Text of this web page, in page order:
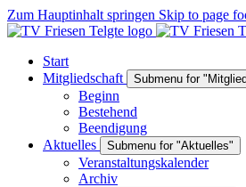
Zum Hauptinhalt springen Skip to page
Start
Mitgliedschaft
Submenu for
Beginn
Bestehend
Beendigung
Aktuelles
Submenu for "Aktuelles"
Veranstaltungskalender
Archiv